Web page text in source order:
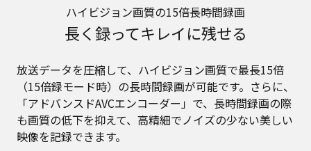
ハイビジョン画質の15倍長時間録画
長く録ってキレイに残せる
放送データを圧縮して、ハイビジョン画質で最長15倍
（15倍録モード時）の長時間録画が可能です。さらに、
「アドバンスドAVCエンコーダー」で、長時間録画の際
も画質の低下を抑えて、高精細でノイズの少ない美しい
映像を記録できます。